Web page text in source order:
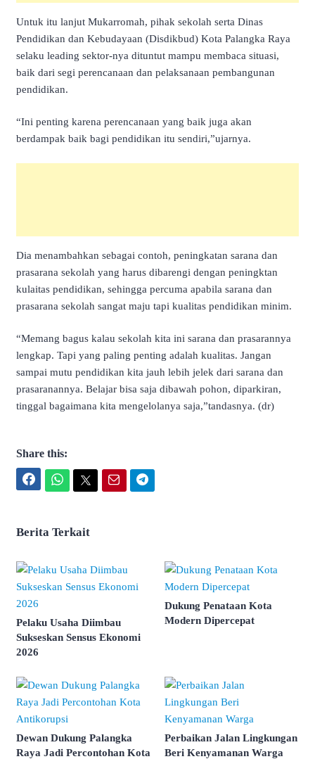
Untuk itu lanjut Mukarromah, pihak sekolah serta Dinas
Pendidikan dan Kebudayaan (Disdikbud) Kota Palangka Raya
selaku leading sektor-nya dituntut mampu membaca situasi,
baik dari segi perencanaan dan pelaksanaan pembangunan
pendidikan.
“Ini penting karena perencanaan yang baik juga akan
berdampak baik bagi pendidikan itu sendiri,”ujarnya.
Dia menambahkan sebagai contoh, peningkatan sarana dan
prasarana sekolah yang harus dibarengi dengan peningktan
kulaitas pendidikan, sehingga percuma apabila sarana dan
prasarana sekolah sangat maju tapi kualitas pendidikan minim.
“Memang bagus kalau sekolah kita ini sarana dan prasarannya
lengkap. Tapi yang paling penting adalah kualitas. Jangan
sampai mutu pendidikan kita jauh lebih jelek dari sarana dan
prasaranannya. Belajar bisa saja dibawah pohon, diparkiran,
tinggal bagaimana kita mengelolanya saja,”tandasnya. (dr)
Share this:
Berita Terkait
Pelaku Usaha Diimbau
Sukseskan Sensus Ekonomi
2026
Dukung Penataan Kota
Modern Dipercepat
Dewan Dukung Palangka
Raya Jadi Percontohan Kota
Perbaikan Jalan Lingkungan
Beri Kenyamanan Warga